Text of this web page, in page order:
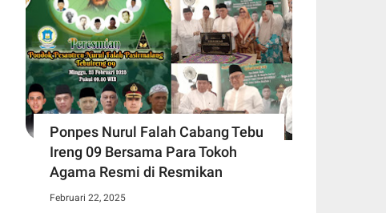
Ponpes Nurul Falah Cabang Tebu
Ireng 09 Bersama Para Tokoh
Agama Resmi di Resmikan
Februari 22, 2025